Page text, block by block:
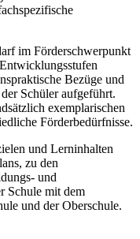
im Förderschwerpunkt
Bezüge und
Schüler aufgeführt.
exemplarischen
Förderbedürfnisse.
und Lerninhalten
zu den
und
Schule mit dem
und der Oberschule.